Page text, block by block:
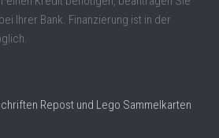
Ihrer Bank. Finanzierung ist in der
Repost und Lego Sammelkarten